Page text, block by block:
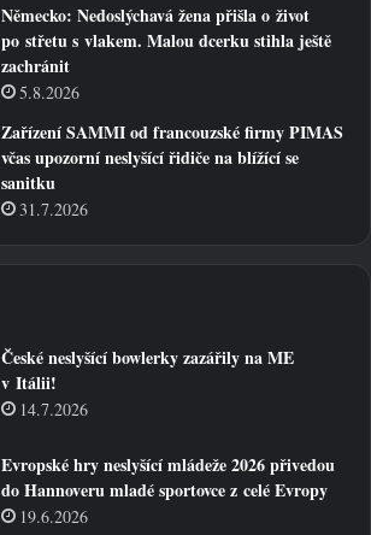
Německo: Nedoslýchavá žena přišla o život
po střetu s vlakem. Malou dcerku stihla ještě
zachránit
5.8.2026
Zařízení SAMMI od francouzské firmy PIMAS
včas upozorní neslyšící řidiče na blížící se
sanitku
31.7.2026
České neslyšící bowlerky zazářily na ME
v Itálii!
14.7.2026
Evropské hry neslyšící mládeže 2026 přivedou
do Hannoveru mladé sportovce z celé Evropy
19.6.2026